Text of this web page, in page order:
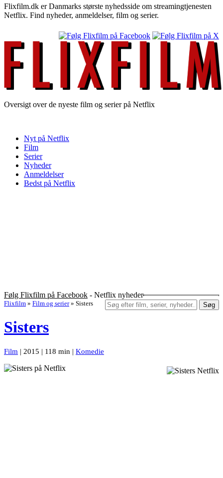
Flixfilm.dk er Danmarks største nyhedsside om streamingtjenesten
Netflix. Find nyheder, anmeldelser, film og serier.
Oversigt over de nyeste film og serier på Netflix
Nyt på Netflix
Film
Serier
Nyheder
Anmeldelser
Bedst på Netflix
Følg Flixfilm på Facebook - Netflix nyheder
Søg
Flixfilm » Film og serier » Sisters
Sisters
Film | 2015 | 118 min | Komedie